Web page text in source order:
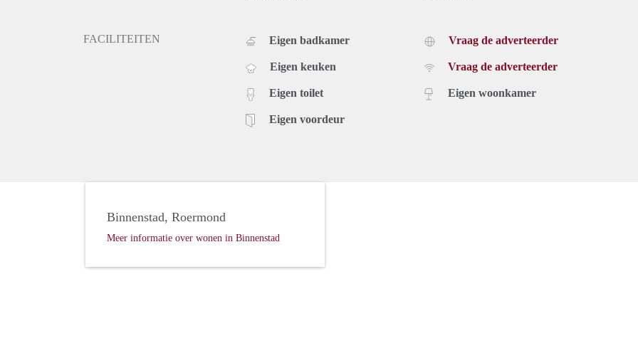
FACILITEITEN Eigen badkamer
Eigen keuken
Eigen toilet
Eigen voordeur
Vraag de adverteerder
Vraag de adverteerder
Eigen woonkamer
Binnenstad, Roermond
Meer informatie over wonen in Binnenstad